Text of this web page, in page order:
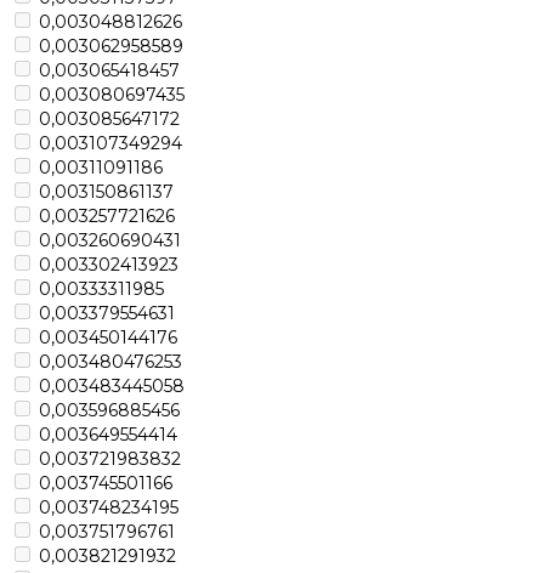
0,003048812626
0,003062958589
0,003065418457
0,003080697435
0,003085647172
0,003107349294
0,00311091186
0,003150861137
0,003257721626
0,003260690431
0,003302413923
0,00333311985
0,003379554631
0,003450144176
0,003480476253
0,003483445058
0,003596885456
0,003649554414
0,003721983832
0,003745501166
0,003748234195
0,003751796761
0,003821291932